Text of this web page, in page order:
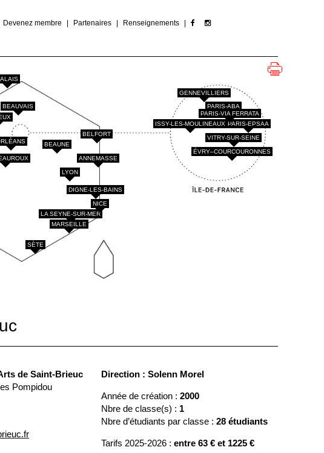
Devenez membre Partenaires Renseignements
ANNEMASSE
BEAUNE
BEAUVAIS
BELFORT
DIGNE-LES-BAINS
ÉVRY–COURCOURONNES
GENNEVILLIERS
ISSY-LES-MOULINEAUX
LA SEYNE-SUR-MER
LYON
MARSEILLE
NICE
PARIS-ABA
PARIS-EPSAA
PARIS-VIA FERRATA
SÈTE
VITRY-SUR-SEINE
de Saint-Brieuc
Pompidou
Direction : Solenn Morel
Année de création : 2000
Nbre de classe(s) : 1
Nbre d’étudiants par classe : 28 étudiants
Tarifs 2025-2026 : entre 63 € et 1225 €